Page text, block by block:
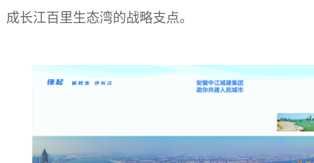
成长江百里生态湾的战略支点。